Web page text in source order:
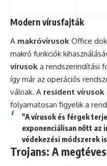
Modern vírusfajták
A makróvírusok Office
makró funkciók
vírusok a rendszerindítási
így már az operációs
válnak. A resident vírusok
folyamatosan figyelik a
"A vírusok és férgek
exponenciálisan nőtt az
védekezési módszerek
Trojans: A